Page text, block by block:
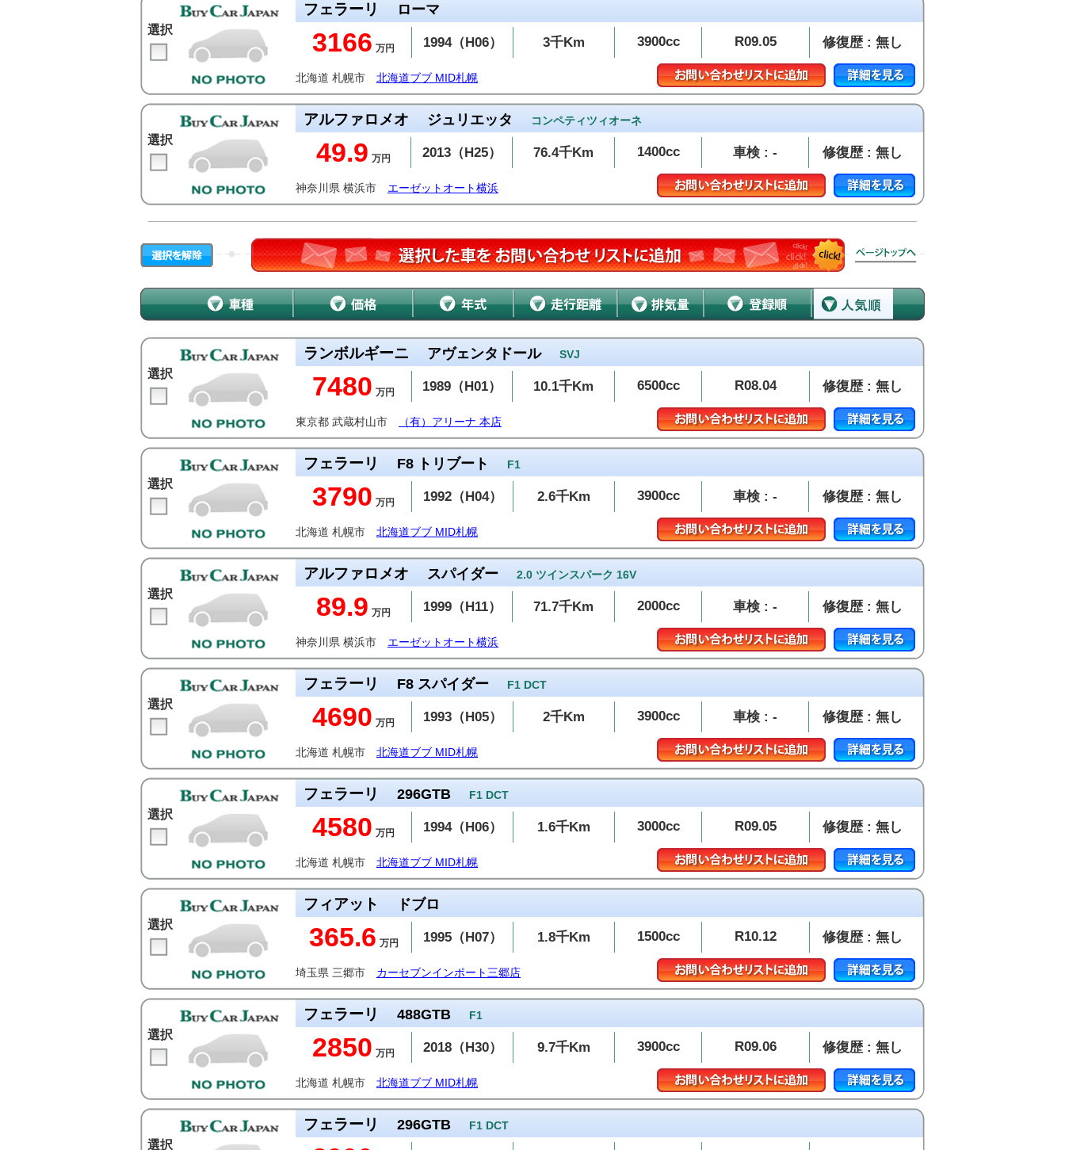
選択
フェラーリ ローマ
3166 万円 1994（H06） 3千Km 3900cc R09.05 修復歴 : 無し
北海道 札幌市 北海道ブブ MID札幌
選択
アルファロメオ ジュリエッタ コンペティツィオーネ
49.9 万円 2013（H25） 76.4千Km 1400cc 車検 : - 修復歴 : 無し
神奈川県 横浜市 エーゼットオート横浜
選択
ランボルギーニ アヴェンタドール SVJ
7480 万円 1989（H01） 10.1千Km 6500cc R08.04 修復歴 : 無し
東京都 武蔵村山市 （有）アリーナ 本店
選択
フェラーリ F8 トリブート F1
3790 万円 1992（H04） 2.6千Km 3900cc 車検 : - 修復歴 : 無し
北海道 札幌市 北海道ブブ MID札幌
選択
アルファロメオ スパイダー 2.0 ツインスパーク 16V
89.9 万円 1999（H11） 71.7千Km 2000cc 車検 : - 修復歴 : 無し
神奈川県 横浜市 エーゼットオート横浜
選択
フェラーリ F8 スパイダー F1 DCT
4690 万円 1993（H05） 2千Km 3900cc 車検 : - 修復歴 : 無し
北海道 札幌市 北海道ブブ MID札幌
選択
フェラーリ 296GTB F1 DCT
4580 万円 1994（H06） 1.6千Km 3000cc R09.05 修復歴 : 無し
北海道 札幌市 北海道ブブ MID札幌
選択
フィアット ドブロ
365.6 万円 1995（H07） 1.8千Km 1500cc R10.12 修復歴 : 無し
埼玉県 三郷市 カーセブンインポート三郷店
選択
フェラーリ 488GTB F1
2850 万円 2018（H30） 9.7千Km 3900cc R09.06 修復歴 : 無し
北海道 札幌市 北海道ブブ MID札幌
選択
フェラーリ 296GTB F1 DCT